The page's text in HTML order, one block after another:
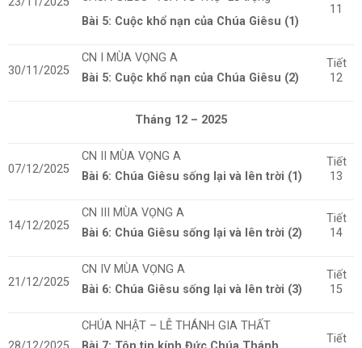
Bài 5: Cuộc khổ nạn của Chúa Giêsu (1)
11
30/11/2025
CN I MÙA VỌNG A
Bài 5: Cuộc khổ nạn của Chúa Giêsu (2)
Tiết
12
Tháng 12 – 2025
07/12/2025
CN II MÙA VỌNG A
Bài 6: Chúa Giêsu sống lại và lên trời (1)
Tiết
13
14/12/2025
CN III MÙA VỌNG A
Bài 6: Chúa Giêsu sống lại và lên trời (2)
Tiết
14
21/12/2025
CN IV MÙA VỌNG A
Bài 6: Chúa Giêsu sống lại và lên trời (3)
Tiết
15
CHÚA NHẬT – LỄ THÁNH GIA THẤT
Tiết